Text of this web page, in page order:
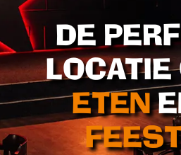
Snackbar
DE
LOCATIE
ETEN